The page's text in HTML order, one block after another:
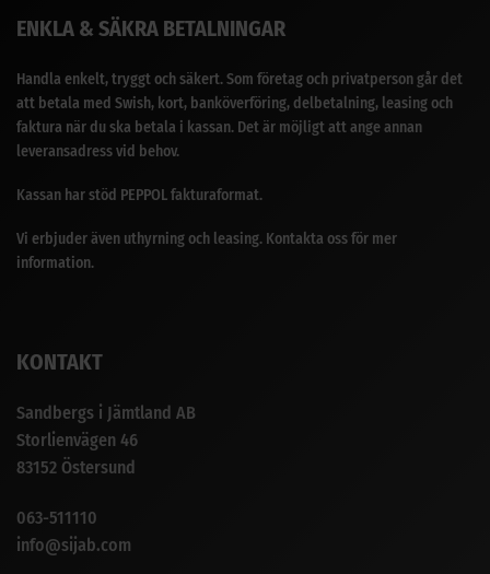
ENKLA & SÄKRA BETALNINGAR
Handla enkelt, tryggt och säkert. Som företag och privatperson går det
att betala med Swish, kort, banköverföring, delbetalning, leasing och
faktura när du ska betala i kassan. Det är möjligt att ange annan
leveransadress vid behov.
Kassan har stöd PEPPOL fakturaformat.
Vi erbjuder även uthyrning och leasing. Kontakta oss för mer
information.
KONTAKT
Sandbergs i Jämtland AB
Storlienvägen 46
83152 Östersund
063-511110
info@sijab.com